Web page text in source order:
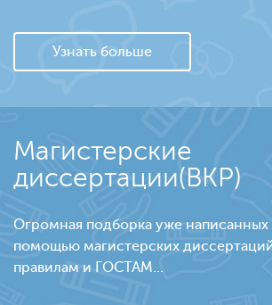
Узнать больше
Магистерские
диссертации(ВКР)
Огромная подборка уже
помощью магистерских
правилам и ГОСТАМ...